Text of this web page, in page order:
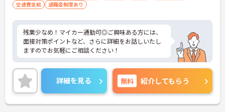
交通費支給
退職金制度あり
残業少なめ！マイカー通勤可◎ご興味ある方には、
面接対策ポイントなど、さらに詳細をお話しいたし
ますのでお気軽にご相談ください！
詳細を見る 無料 紹介してもらう